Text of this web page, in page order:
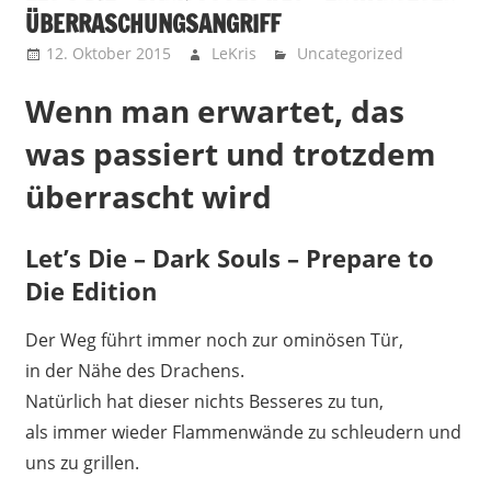
ÜBERRASCHUNGSANGRIFF
12. Oktober 2015 LeKris Uncategorized
Wenn man erwartet, das
was passiert und trotzdem
überrascht wird
Let’s Die – Dark Souls – Prepare to
Die Edition
Der Weg führt immer noch zur ominösen Tür,
in der Nähe des Drachens.
Natürlich hat dieser nichts Besseres zu tun,
als immer wieder Flammenwände zu schleudern und
uns zu grillen.